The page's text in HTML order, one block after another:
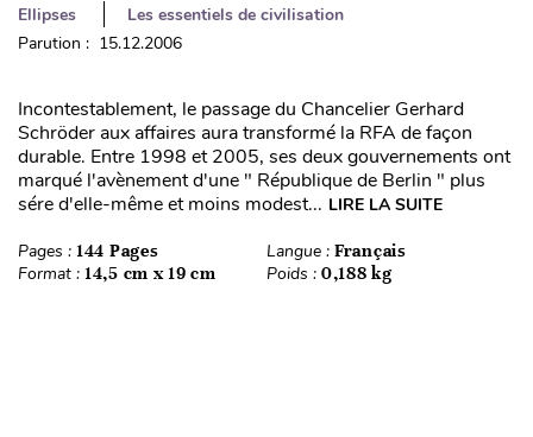
Ellipses
Les essentiels de civilisation
Parution : 15.12.2006
Incontestablement, le passage du Chancelier Gerhard
Schröder aux affaires aura transformé la RFA de façon
durable. Entre 1998 et 2005, ses deux gouvernements ont
marqué l'avènement d'une " République de Berlin " plus
sére d'elle-même et moins modest... LIRE LA SUITE
Pages : 144 Pages Langue : Français
Format : 14,5 cm x 19 cm Poids : 0,188 kg